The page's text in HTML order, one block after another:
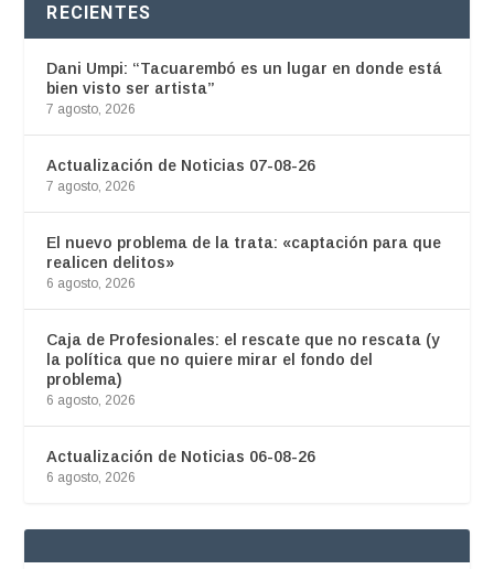
RECIENTES
Dani Umpi: “Tacuarembó es un lugar en donde está
bien visto ser artista”
7 agosto, 2026
Actualización de Noticias 07-08-26
7 agosto, 2026
El nuevo problema de la trata: «captación para que
realicen delitos»
6 agosto, 2026
Caja de Profesionales: el rescate que no rescata (y
la política que no quiere mirar el fondo del
problema)
6 agosto, 2026
Actualización de Noticias 06-08-26
6 agosto, 2026